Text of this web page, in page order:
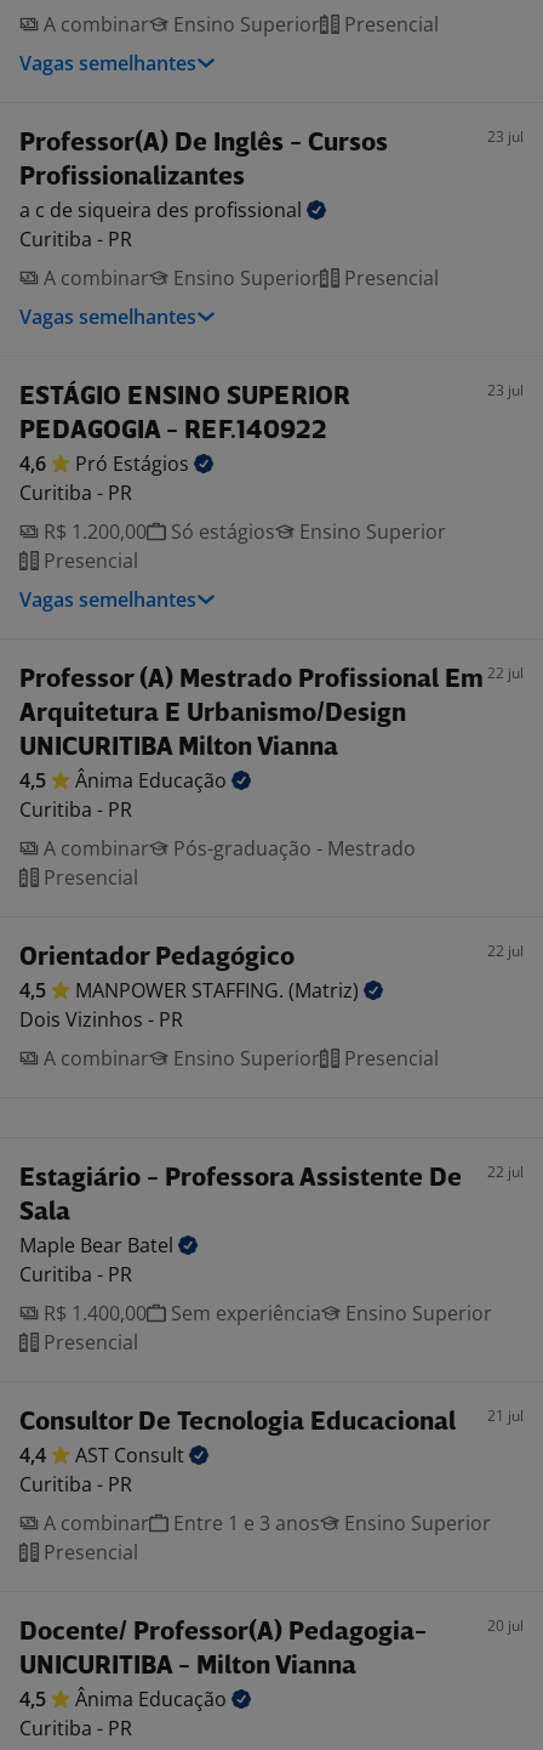
A combinar
Ensino Superior
Presencial
Vagas semelhantes
Professor(A) De Inglês - Cursos
Profissionalizantes
23 jul
a c de siqueira des profissional
Curitiba - PR
A combinar
Ensino Superior
Presencial
Vagas semelhantes
ESTÁGIO ENSINO SUPERIOR
PEDAGOGIA - REF.140922
23 jul
4,6 Pró Estágios
Curitiba - PR
R$ 1.200,00
Só estágios
Ensino Superior
Presencial
Vagas semelhantes
Professor (A) Mestrado Profissional Em
Arquitetura E Urbanismo/Design
UNICURITIBA Milton Vianna
22 jul
4,5 Ânima Educação
Curitiba - PR
A combinar
Pós-graduação - Mestrado
Presencial
Orientador Pedagógico 22 jul
4,5 MANPOWER STAFFING. (Matriz)
Dois Vizinhos - PR
A combinar
Ensino Superior Presencial
Estagiário - Professora Assistente De
Sala
22 jul
Maple Bear Batel
Curitiba - PR
R$ 1.400,00
Sem experiência
Ensino Superior
Presencial
Consultor De Tecnologia Educacional 21 jul
4,4 AST Consult
Curitiba - PR
A combinar
Entre 1 e 3 anos
Ensino Superior
Presencial
Docente/ Professor(A) Pedagogia-
UNICURITIBA - Milton Vianna
20 jul
4,5 Ânima Educação
Curitiba - PR